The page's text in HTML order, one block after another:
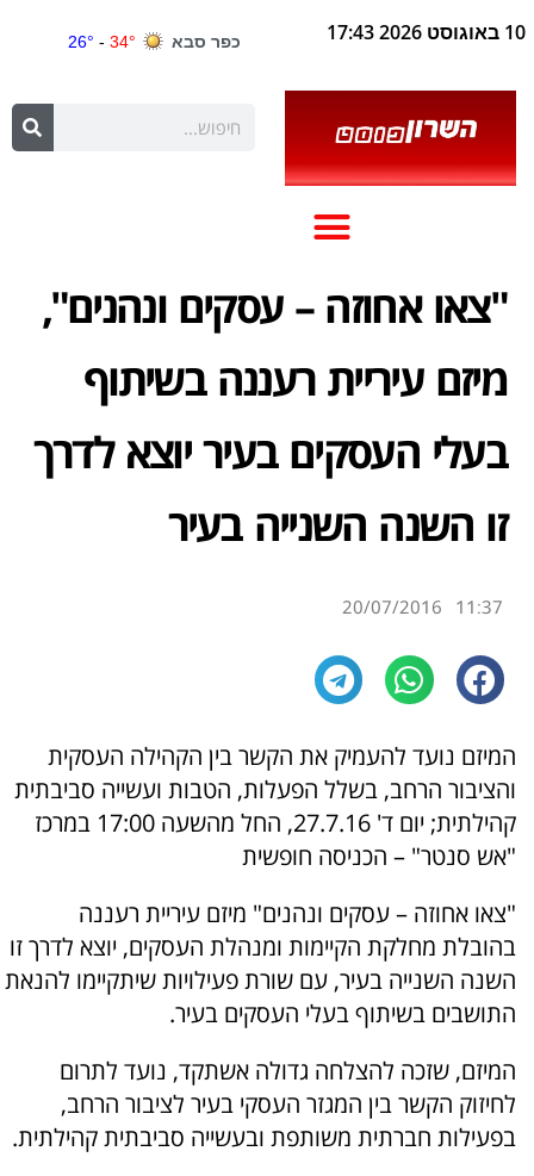
10 באוגוסט 2026 17:43
"צאו אחוזה – עסקים ונהנים",
מיזם עיריית רעננה בשיתוף
בעלי העסקים בעיר יוצא לדרך
זו השנה השנייה בעיר
11:37
20/07/2016
המיזם נועד להעמיק את הקשר בין הקהילה העסקית
והציבור הרחב, בשלל הפעלות, הטבות ועשייה סביבתית
קהילתית; יום ד' 27.7.16, החל מהשעה 17:00 במרכז
"אש סנטר" – הכניסה חופשית
"צאו אחוזה – עסקים ונהנים" מיזם עיריית רעננה
בהובלת מחלקת הקיימות ומנהלת העסקים, יוצא לדרך זו
השנה השנייה בעיר, עם שורת פעילויות שיתקיימו להנאת
התושבים בשיתוף בעלי העסקים בעיר.
המיזם, שזכה להצלחה גדולה אשתקד, נועד לתרום
לחיזוק הקשר בין המגזר העסקי בעיר לציבור הרחב,
בפעילות חברתית משותפת ובעשייה סביבתית קהילתית.